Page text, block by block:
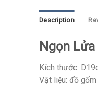
Description
Ngọn
Kích thước:
Vật liệu: đồ gốm